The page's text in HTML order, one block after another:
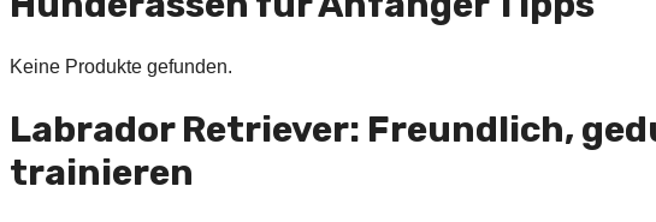
Keine Produkte gefunden.
Labrador Retriever: Freundlich,
trainieren